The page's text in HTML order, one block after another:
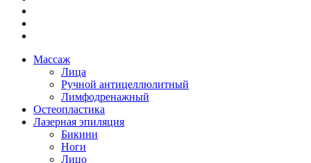
Массаж
Лица
Ручной антицеллюлитный
Лимфодренажный
Остеопластика
Лазерная эпиляция
Бикини
Ноги
Лицо